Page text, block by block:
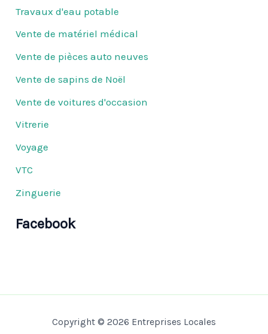
Travaux d'eau potable
Vente de matériel médical
Vente de pièces auto neuves
Vente de sapins de Noël
Vente de voitures d'occasion
Vitrerie
Voyage
VTC
Zinguerie
Facebook
Copyright © 2026 Entreprises Locales